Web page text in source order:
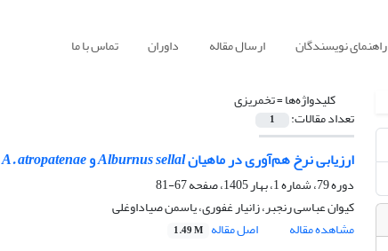
راهنمای نویسندگان ارسال مقاله داوران تماس با ما
کلیدواژه‌ها =تخمریزی
تعداد مقالات: 1
ارزیابی نرخ هم‌آوری در ماهیانAlburnus sellalوA. atropatenae
دوره 79، شماره 1، بهار 1405، صفحه
67-81
کیوان عباسی رنجبر، زانیار غفوری، یاسمن صیاداوغلی
مشاهده مقاله
اصل مقاله 1.49 M